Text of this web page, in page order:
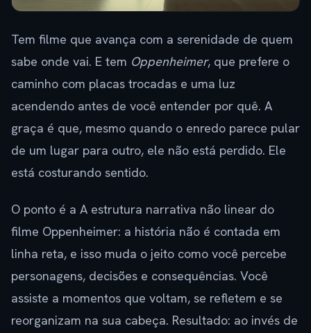
Tem filme que avança com a serenidade de quem
sabe onde vai. E tem Oppenheimer, que prefere o
caminho com placas trocadas e uma luz
acendendo antes de você entender por quê. A
graça é que, mesmo quando o enredo parece pular
de um lugar para outro, ele não está perdido. Ele
está costurando sentido.
O ponto é a A estrutura narrativa não linear do
filme Oppenheimer: a história não é contada em
linha reta, e isso muda o jeito como você percebe
personagens, decisões e consequências. Você
assiste a momentos que voltam, se refletem e se
reorganizam na sua cabeça. Resultado: ao invés de